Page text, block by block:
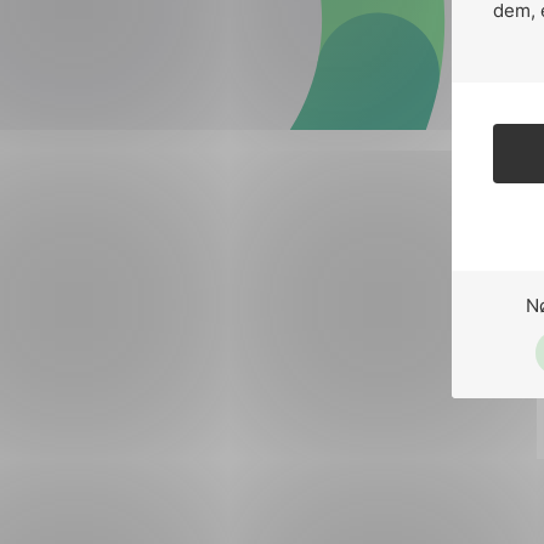
dem,
Forsvar og beredskap
Industri og automatisering
Lavspenning
Maritime elinstallasjoner